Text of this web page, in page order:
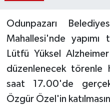
Odunpazarı
Mahallesi'nde
Lütfü Yüksel
düzenlenecek törenle
saat 17.00'de
Özgür Özel'in